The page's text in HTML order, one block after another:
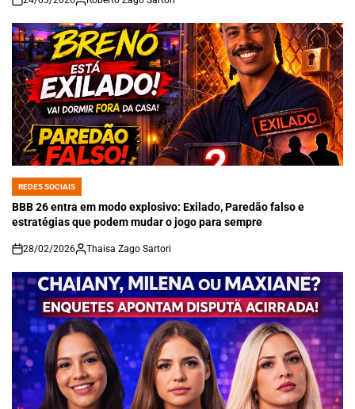
on
POSTED
IN
REDES SOCIAIS
BBB 26 entra em modo explosivo: Exilado, Paredão falso e
estratégias que podem mudar o jogo para sempre
on
28/02/2026 Thaisa Zago Sartori